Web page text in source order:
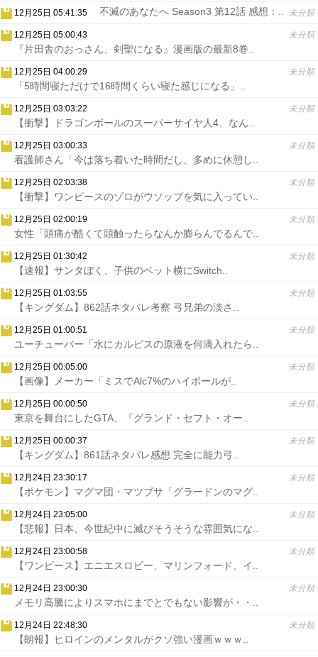
12月25日 05:41:35 未分類
不滅のあなたへ Season3 第12話 感想：..
12月25日 05:00:43 未分類
『片田舎のおっさん、剣聖になる』漫画版の最新8巻..
12月25日 04:00:29 未分類
「5時間寝ただけで16時間くらい寝た感じになる」..
12月25日 03:03:22 未分類
【衝撃】ドラゴンボールのスーパーサイヤ人4、なん..
12月25日 03:00:33 未分類
看護師さん「今は落ち着いた時間だし、多めに休憩し..
12月25日 02:03:38 未分類
【衝撃】ワンピースのゾロがウソップを気に入ってい..
12月25日 02:00:19 未分類
女性「頭痛が酷くて頭触ったらなんか膨らんでるんで..
12月25日 01:30:42 未分類
【速報】サンタぼく、子供のベット横にSwitch..
12月25日 01:03:55 未分類
【キングダム】862話ネタバレ考察 弓兄弟の淡さ..
12月25日 01:00:51 未分類
ユーチューバー「水にカルピスの原液を何滴入れたら..
12月25日 00:05:00 未分類
【画像】メーカー「ミスでAlc7%のハイボールが..
12月25日 00:00:50 未分類
東京を舞台にしたGTA、『グランド・セフト・オー..
12月25日 00:00:37 未分類
【キングダム】861話ネタバレ感想 完全に能力弓..
12月24日 23:30:17 未分類
【ポケモン】マグマ団・マツブサ「グラードンのマグ..
12月24日 23:05:00 未分類
【悲報】日本、今世紀中に滅びそうそうな雰囲気にな..
12月24日 23:00:58 未分類
【ワンピース】エニエスロビー、マリンフォード、イ..
12月24日 23:00:30 未分類
メモリ高騰によりスマホにまでとでもない影響が・・..
12月24日 22:48:30 未分類
【朗報】ヒロインのメンタルがクソ強い漫画ｗｗｗ..